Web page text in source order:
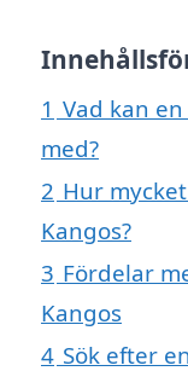
1 Vad kan
med?
2 Hur
Kangos?
3 Fördelar
Kangos
4 Sök efter